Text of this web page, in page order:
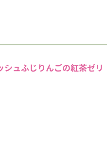
ュふじりんごの紅茶ゼリ